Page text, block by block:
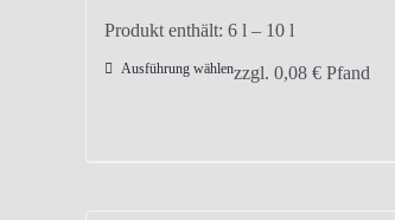
Produkt enthält: 6 l – 10 l
Ausführung wählenDieses
zzgl. 0,08 € Pfand